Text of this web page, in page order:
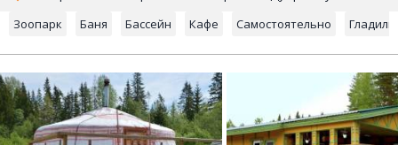
Зоопарк Баня Бассейн Кафе Самостоятельно